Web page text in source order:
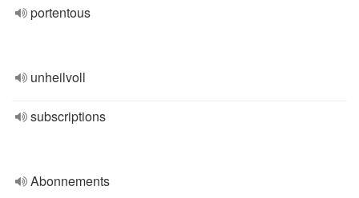
portentous
unheilvoll
subscriptions
Abonnements